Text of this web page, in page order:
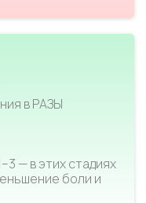
в РАЗЫ
— в этих стадиях
боли и